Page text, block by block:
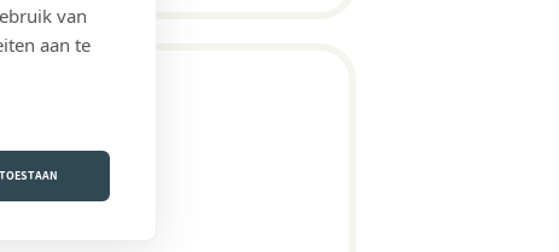
van
aan te